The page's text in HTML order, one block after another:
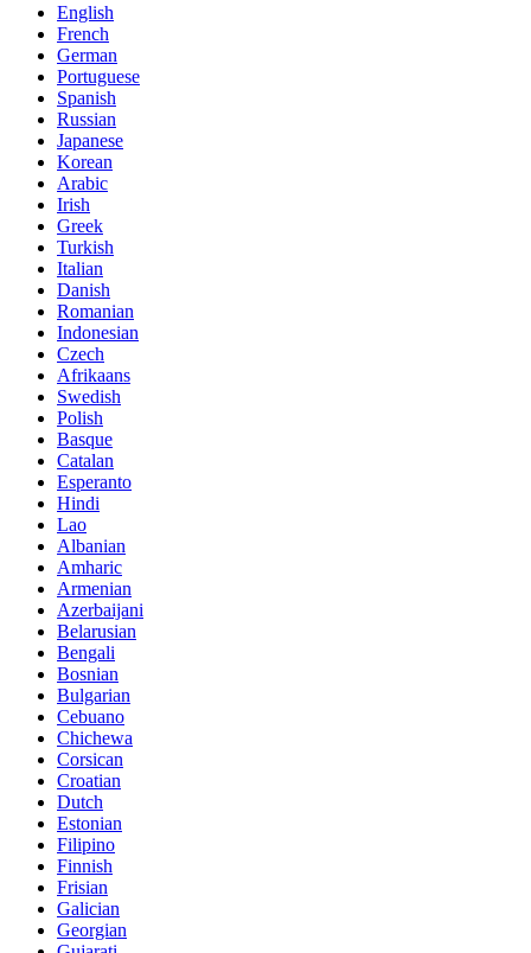
English
French
German
Portuguese
Spanish
Russian
Japanese
Korean
Arabic
Irish
Greek
Turkish
Italian
Danish
Romanian
Indonesian
Czech
Afrikaans
Swedish
Polish
Basque
Catalan
Esperanto
Hindi
Lao
Albanian
Amharic
Armenian
Azerbaijani
Belarusian
Bengali
Bosnian
Bulgarian
Cebuano
Chichewa
Corsican
Croatian
Dutch
Estonian
Filipino
Finnish
Frisian
Galician
Georgian